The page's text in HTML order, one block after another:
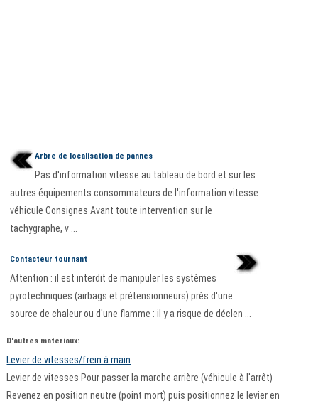
Arbre de localisation de pannes
Pas d'information vitesse au tableau de bord et sur les
autres équipements consommateurs de l'information vitesse
véhicule Consignes Avant toute intervention sur le
tachygraphe, v ...
Contacteur tournant
Attention : il est interdit de manipuler les systèmes
pyrotechniques (airbags et prétensionneurs) près d'une
source de chaleur ou d'une flamme : il y a risque de déclen ...
D'autres materiaux:
Levier de vitesses/frein à main
Levier de vitesses Pour passer la marche arrière (véhicule à l'arrêt)
Revenez en position neutre (point mort) puis positionnez le levier en